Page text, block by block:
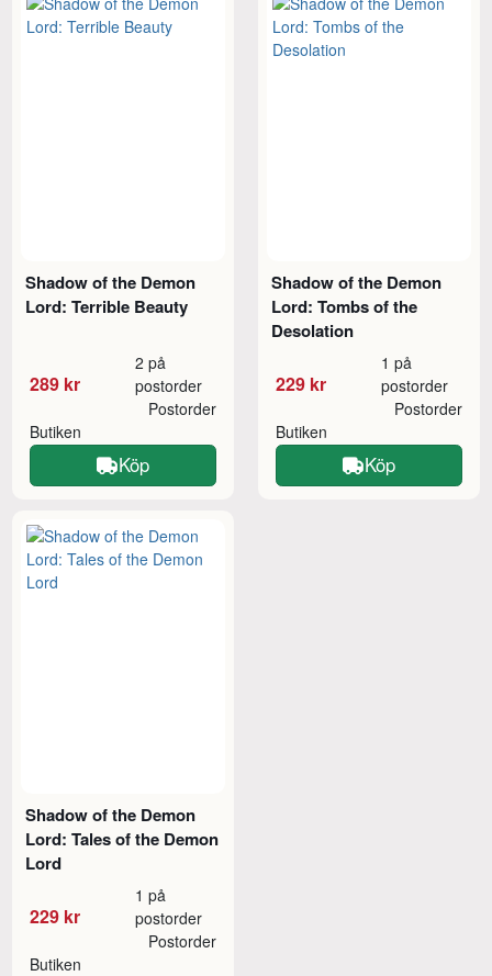
Shadow of the Demon
Lord: Terrible Beauty
289 kr
2 på
postorder
Butiken
Postorder
Köp
Shadow of the Demon
Lord: Tombs of the
Desolation
229 kr
1 på
postorder
Butiken
Postorder
Köp
Shadow of the Demon
Lord: Tales of the Demon
Lord
229 kr
1 på
postorder
Butiken
Postorder